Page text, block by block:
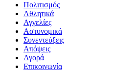
Πολιτισμός
Αθλητικά
Αγγελίες
Αστυνομικά
Συνεντεύξεις
Απόψεις
Αγορά
Επικοινωνία